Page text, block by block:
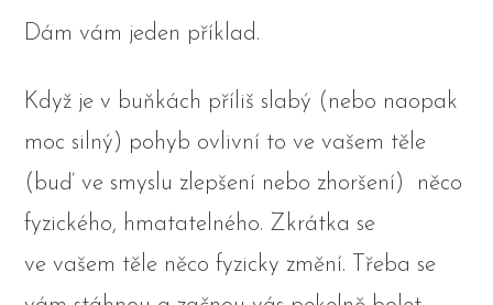
Dám vám jeden příklad.
Když je v buňkách příliš slabý (nebo naopak
moc silný) pohyb ovlivní to ve vašem těle
(buď ve smyslu zlepšení nebo zhoršení) něco
fyzického, hmatatelného. Zkrátka se
ve vašem těle něco fyzicky změní. Třeba se